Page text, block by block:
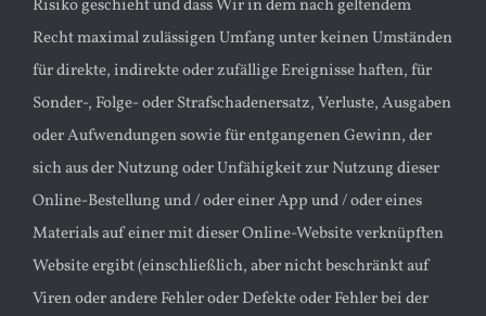
Risiko geschieht und dass Wir in dem nach geltendem
Recht maximal zulässigen Umfang unter keinen Umständen
für direkte, indirekte oder zufällige Ereignisse haften, für
Sonder-, Folge- oder Strafschadenersatz, Verluste, Ausgaben
oder Aufwendungen sowie für entgangenen Gewinn, der
sich aus der Nutzung oder Unfähigkeit zur Nutzung dieser
Online-Bestellung und / oder einer App und / oder eines
Materials auf einer mit dieser Online-Website verknüpften
Website ergibt (einschließlich, aber nicht beschränkt auf
Viren oder andere Fehler oder Defekte oder Fehler bei der